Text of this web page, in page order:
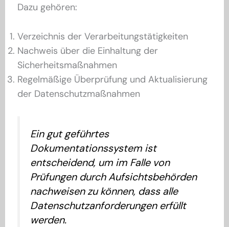
Dazu gehören:
Verzeichnis der Verarbeitungstätigkeiten
Nachweis über die Einhaltung der
Sicherheitsmaßnahmen
Regelmäßige Überprüfung und Aktualisierung
der Datenschutzmaßnahmen
Ein gut geführtes
Dokumentationssystem ist
entscheidend, um im Falle von
Prüfungen durch Aufsichtsbehörden
nachweisen zu können, dass alle
Datenschutzanforderungen erfüllt
werden.